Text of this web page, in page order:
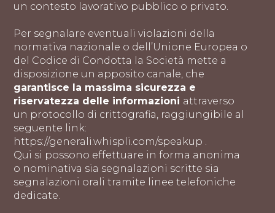
un contesto lavorativo pubblico o privato.
Per segnalare eventuali violazioni della
normativa nazionale o dell’Unione Europea o
del Codice di Condotta la Società mette a
disposizione un apposito canale, che
garantisce la massima sicurezza e
riservatezza delle informazioni attraverso
un protocollo di crittografia, raggiungibile al
seguente link:
https://generali.whispli.com/speakup .
Qui si possono effettuare in forma anonima
o nominativa sia segnalazioni scritte sia
segnalazioni orali tramite linee telefoniche
dedicate.